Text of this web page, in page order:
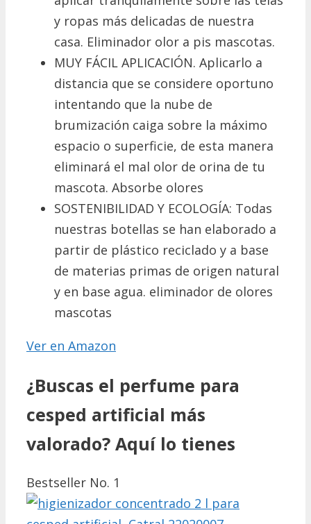
y ropas más delicadas de nuestra
casa. Eliminador olor a pis mascotas.
MUY FÁCIL APLICACIÓN. Aplicarlo a
distancia que se considere oportuno
intentando que la nube de
brumización caiga sobre la máximo
espacio o superficie, de esta manera
eliminará el mal olor de orina de tu
mascota. Absorbe olores
SOSTENIBILIDAD Y ECOLOGÍA: Todas
nuestras botellas se han elaborado a
partir de plástico reciclado y a base
de materias primas de origen natural
y en base agua. eliminador de olores
mascotas
Ver en Amazon
¿Buscas el perfume para
cesped artificial más
valorado? Aquí lo tienes
Bestseller No. 1